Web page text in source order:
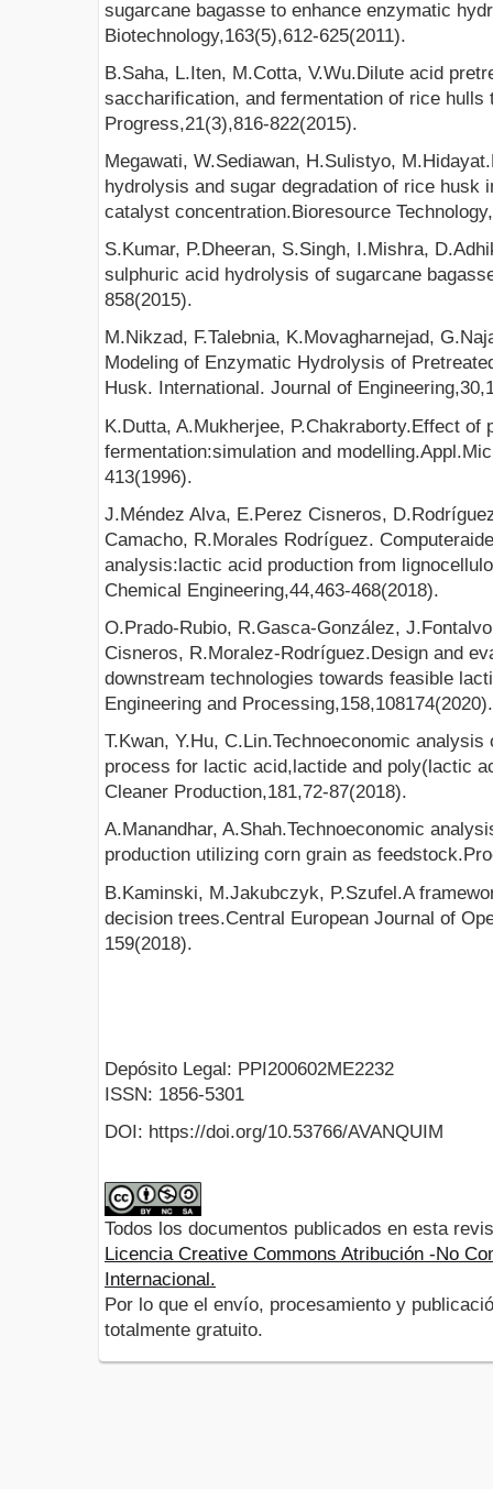
sugarcane bagasse to enhance enzymatic
Biotechnology,163(5),612-625(2011).
B.Saha, L.Iten, M.Cotta, V.Wu.Dilute acid
saccharification, and fermentation of rice hulls
Progress,21(3),816-822(2015).
Megawati, W.Sediawan, H.Sulistyo,
hydrolysis and sugar degradation of rice husk
catalyst concentration.Bioresource
S.Kumar, P.Dheeran, S.Singh, I.Mishra,
sulphuric acid hydrolysis of sugarcane
858(2015).
M.Nikzad, F.Talebnia, K.Movagharnejad,
Modeling of Enzymatic Hydrolysis of
Husk. International. Journal of
K.Dutta, A.Mukherjee, P.Chakraborty.Effect of
fermentation:simulation and
413(1996).
J.Méndez Alva, E.Perez Cisneros,
Camacho, R.Morales Rodríguez.
analysis:lactic acid production from
Chemical Engineering,44,463-468(2018).
O.Prado-Rubio, R.Gasca-González,
Cisneros, R.Moralez-Rodríguez.Design and
downstream technologies towards feasible
Engineering and Processing,158,108174(2020).
T.Kwan, Y.Hu, C.Lin.Technoeconomic
process for lactic acid,lactide and poly(lactic
Cleaner Production,181,72-87(2018).
A.Manandhar, A.Shah.Technoeconomic
production utilizing corn grain as
B.Kaminski, M.Jakubczyk, P.Szufel.A
decision trees.Central European Journal of
159(2018).
Depósito Legal: PPI200602ME2232
ISSN: 1856-5301
DOI: https://doi.org/10.53766/AVANQUIM
Todos los documentos publicados en esta
Licencia Creative Commons Atribución -No
Internacional.
Por lo que el envío, procesamiento y
totalmente gratuito.